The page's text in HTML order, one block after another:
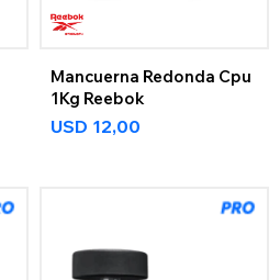
Mancuerna Redonda Cpu
1Kg Reebok
USD 12,00